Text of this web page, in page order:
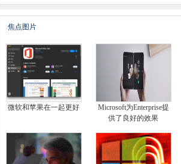
技术
焦点图片
微软和苹果在一起更好
Microsoft为Enterprise提
供了良好的效果